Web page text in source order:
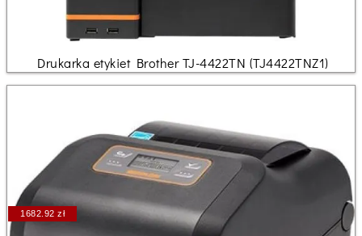
Drukarka etykiet Brother TJ-4422TN (TJ4422TNZ1)
1682.92 zł